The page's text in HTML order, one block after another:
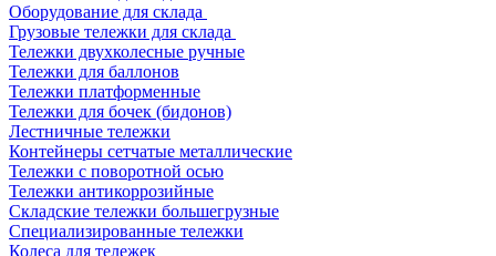
Оборудование для склада
Грузовые тележки для склада
Тележки двухколесные ручные
Тележки для баллонов
Тележки платформенные
Тележки для бочек (бидонов)
Лестничные тележки
Контейнеры сетчатые металлические
Тележки с поворотной осью
Тележки антикоррозийные
Складские тележки большегрузные
Специализированные тележки
Колеса для тележек